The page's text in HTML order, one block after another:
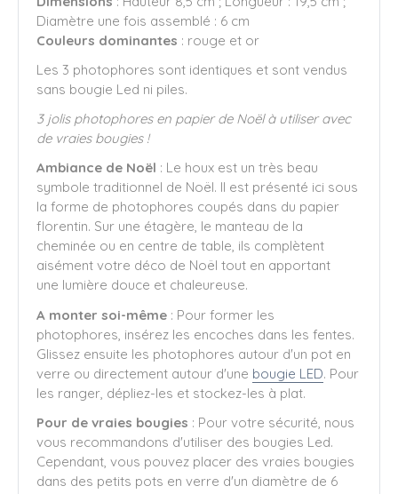
Diamètre une fois assemblé : 6 cm
Couleurs dominantes : rouge et or
Les 3 photophores sont identiques et sont vendus
sans bougie Led ni piles.
3 jolis photophores en papier de Noël à utiliser avec
de vraies bougies !
Ambiance de Noël : Le houx est un très beau
symbole traditionnel de Noël. Il est présenté ici sous
la forme de photophores coupés dans du papier
florentin. Sur une étagère, le manteau de la
cheminée ou en centre de table, ils complètent
aisément votre déco de Noël tout en apportant
une lumière douce et chaleureuse.
A monter soi-même : Pour former les
photophores, insérez les encoches dans les fentes.
Glissez ensuite les photophores autour d'un pot en
verre ou directement autour d'une bougie LED. Pour
les ranger, dépliez-les et stockez-les à plat.
Pour de vraies bougies : Pour votre sécurité, nous
vous recommandons d'utiliser des bougies Led.
Cependant, vous pouvez placer des vraies bougies
dans des petits pots en verre d'un diamètre de 6